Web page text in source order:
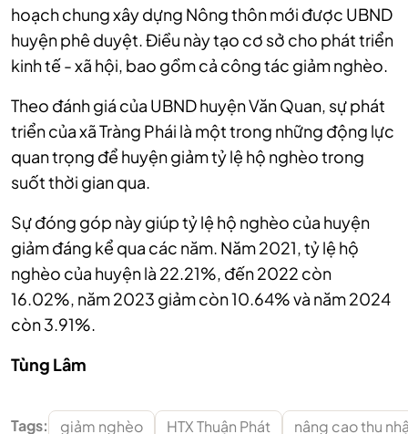
hoạch chung xây dựng Nông thôn mới được UBND
huyện phê duyệt. Điều này tạo cơ sở cho phát triển
kinh tế - xã hội, bao gồm cả công tác giảm nghèo.
Theo đánh giá của UBND huyện Văn Quan, sự phát
triển của xã Tràng Phái là một trong những động lực
quan trọng để huyện giảm tỷ lệ hộ nghèo trong
suốt thời gian qua.
Sự đóng góp này giúp tỷ lệ hộ nghèo của huyện
giảm đáng kể qua các năm. Năm 2021, tỷ lệ hộ
nghèo của huyện là 22.21%, đến 2022 còn
16.02%, năm 2023 giảm còn 10.64% và năm 2024
còn 3.91%.
Tùng Lâm
Tags: giảm nghèo HTX Thuận Phát nâng cao thu